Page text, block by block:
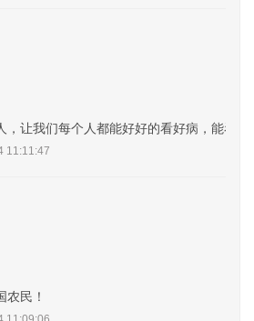
，让我们每个人都能好好的看好病，能看
11:11:47
农民！